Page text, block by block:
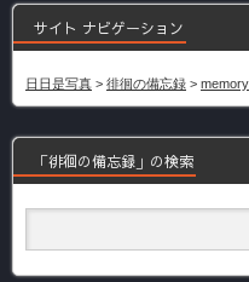
サイト ナビゲーション
日日是写真 > 徘徊の備忘録 > memory
「徘徊の備忘録」の検索